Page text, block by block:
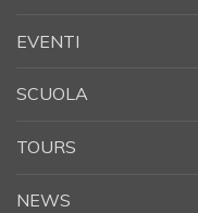
EVENTI
SCUOLA
TOURS
NEWS